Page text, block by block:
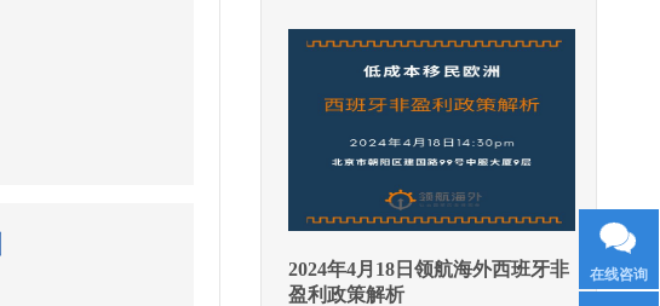
2024年4月18日领航海外西班牙非
盈利政策解析
在线咨询